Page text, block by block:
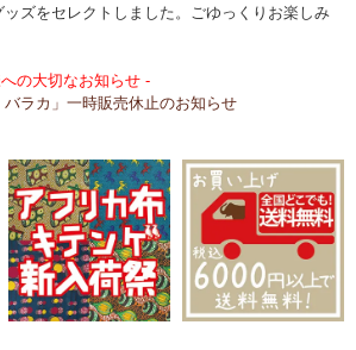
ズをセレクトしました。ごゆっくりお楽しみ
の大切なお知らせ -
バラカ」一時販売休止のお知らせ